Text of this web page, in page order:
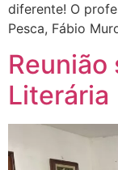
diferente! O
Pesca, Fábio
Reunião
Literária